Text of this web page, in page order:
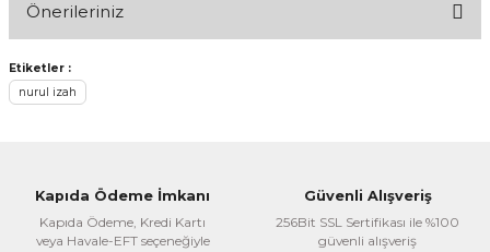
Önerileriniz
Bu ürünün fiyat bilgisi, resim, ürün açıklamalarında ve diğer
konularda yetersiz gördüğünüz noktaları öneri formunu
kullanarak tarafımıza iletebilirsiniz.
Ürün resmi kalitesiz, bozuk veya görüntülenemiyor.
Ürün açıklamasında eksik bilgiler bulunuyor.
Ürün bilgilerinde hatalar bulunuyor.
Etiketler :
nurul izah
Kapıda Ödeme İmkanı
Kapıda Ödeme, Kredi Kartı
veya Havale-EFT seçeneğiyle
Güvenli Alışveriş
256Bit SSL Sertifikası ile %100
güvenli alışveriş